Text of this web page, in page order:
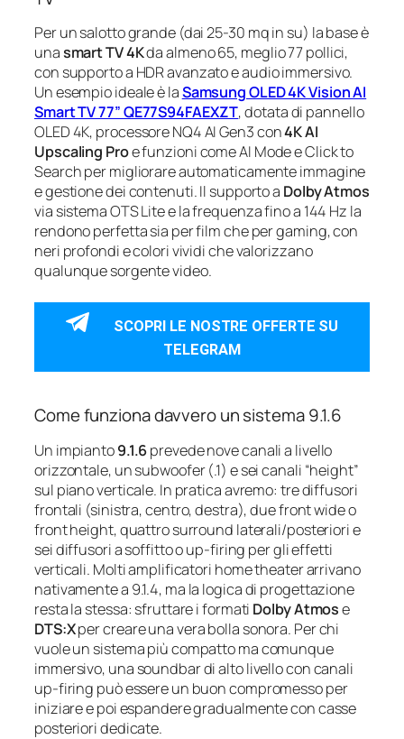
Per un salotto grande (dai 25-30 mq in su) la base è
unasmart TV 4Kda almeno 65, meglio 77 pollici,
con supporto a HDR avanzato e audio immersivo.
Un esempio ideale è laSamsung OLED 4K Vision AI
Smart TV 77” QE77S94FAEXZT, dotata di pannello
OLED 4K, processore NQ4 AI Gen3 con4K AI
Upscaling Proe funzioni come AI Mode e Click to
Search per migliorare automaticamente immagine
e gestione dei contenuti. Il supporto a Dolby Atmos
via sistema OTS Lite e la frequenza fino a 144 Hz la
rendono perfetta sia per film che per gaming, con
neri profondi e colori vividi che valorizzano
qualunque sorgente video.
SCOPRI LE NOSTRE OFFERTE SU
TELEGRAM
Come funziona davvero un sistema 9.1.6
Un impianto9.1.6prevede nove canali a livello
orizzontale, un subwoofer (.1) e sei canali “height”
sul piano verticale. In pratica avremo: tre diffusori
frontali (sinistra, centro, destra), due front wide o
front height, quattro surround laterali/posteriori e
sei diffusori a soffitto o up-firing per gli effetti
verticali. Molti amplificatori home theater arrivano
nativamente a 9.1.4, ma la logica di progettazione
resta la stessa: sfruttare i formati Dolby Atmose
DTS:Xper creare una vera bolla sonora. Per chi
vuole un sistema più compatto ma comunque
immersivo, una soundbar di alto livello con canali
up-firing può essere un buon compromesso per
iniziare e poi espandere gradualmente con casse
posteriori dedicate.